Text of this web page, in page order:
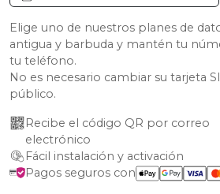
Elige uno de nuestros planes de
antigua y barbuda y mantén tu
tu teléfono.
No es necesario cambiar su tarjeta
público.
Recibe el código QR por correo
electrónico
Fácil instalación y activación
Pagos seguros con